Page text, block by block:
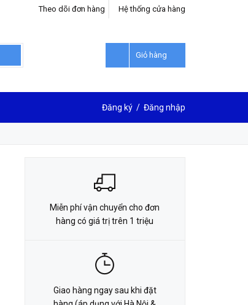
Hệ thống cửa hàng
Theo dõi đơn hàng
Giỏ hàng
Đăng ký / Đăng nhập
LIÊN HỆ ĐẶT HÀNG
Miễn phí vận chuyển cho đơn
hàng có giá trị trên 1 triệu
Giao hàng ngay sau khi đặt